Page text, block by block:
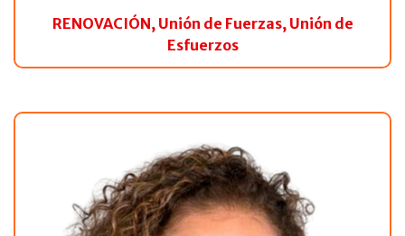
RENOVACIÓN, Unión de Fuerzas, Unión de
Esfuerzos